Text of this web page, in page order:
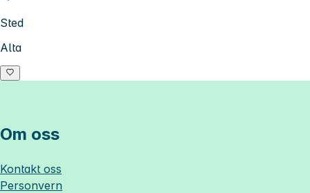
Sted
Alta
Om oss
Kontakt oss
Personvern